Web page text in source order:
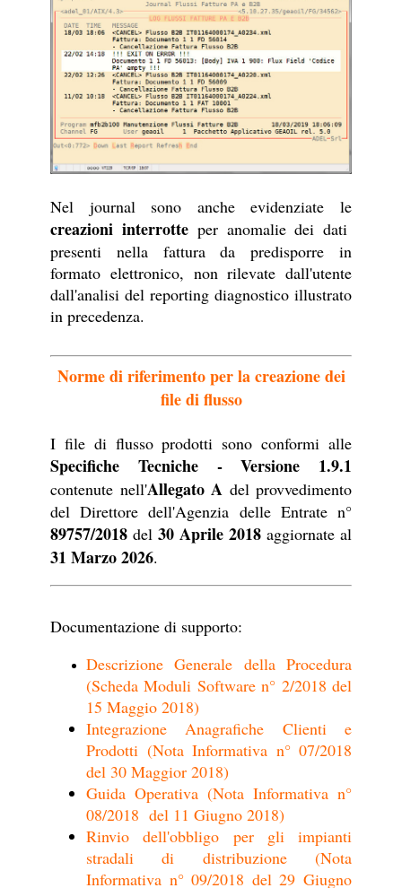
Nel journal sono anche evidenziate le
creazioni interrotte per anomalie dei dati
presenti nella fattura da predisporre in
formato elettronico, non rilevate dall'utente
dall'analisi del reporting diagnostico illustrato
in precedenza.
Norme di riferimento per la creazione dei
file di flusso
I file di flusso prodotti sono conformi alle
Specifiche Tecniche - Versione 1.9.1
contenute nell'Allegato A del provvedimento
del Direttore dell'Agenzia delle Entrate n°
89757/2018 del 30 Aprile 2018 aggiornate al
31 Marzo 2026.
Documentazione di supporto:
Descrizione Generale della Procedura
(Scheda Moduli Software n° 2/2018 del
15 Maggio 2018)
Integrazione Anagrafiche Clienti e
Prodotti (Nota Informativa n° 07/2018
del 30 Maggior 2018)
Guida Operativa (Nota Informativa n°
08/2018 del 11 Giugno 2018)
Rinvio dell'obbligo per gli impianti
stradali di distribuzione (Nota
Informativa n° 09/2018 del 29 Giugno